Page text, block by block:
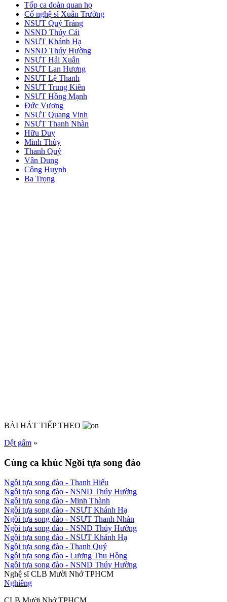
Tốp ca đoàn quan họ
Cố nghệ sĩ Xuân Trường
NSƯT Quý Tráng
NSND Thúy Cải
NSƯT Khánh Hạ
NSND Thúy Hường
NSƯT Hải Xuân
NSƯT Lan Hương
NSƯT Lệ Thanh
NSƯT Trung Kiên
NSƯT Hồng Mạnh
Đức Vương
NSƯT Quang Vinh
NSƯT Thanh Nhàn
Hữu Duy
Minh Thùy
Thanh Quý
Vân Dung
Công Huynh
Ba Trọng
BÀI HÁT TIẾP THEO
Dệt gấm »
Cùng ca khúc Ngồi tựa song đào
Ngồi tựa song đào - Thanh Hiếu
Ngồi tựa song đào - NSND Thúy Hường
Ngồi tựa song đào - Minh Thành
Ngồi tựa song đào - NSƯT Khánh Hạ
Ngồi tựa song đào - NSƯT Thanh Nhàn
Ngồi tựa song đào - NSND Thúy Hường
Ngồi tựa song đào - NSƯT Khánh Hạ
Ngồi tựa song đào - Thanh Quý
Ngồi tựa song đào - Lương Thu Hồng
Ngồi tựa song đào - NSND Thúy Hường
Nghệ sĩ CLB Mười Nhớ TPHCM
Nghiêng
CLB Mười Nhớ TPHCM